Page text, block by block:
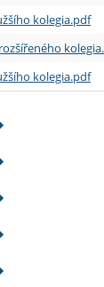
kolegia.pdf
kolegia.pdf